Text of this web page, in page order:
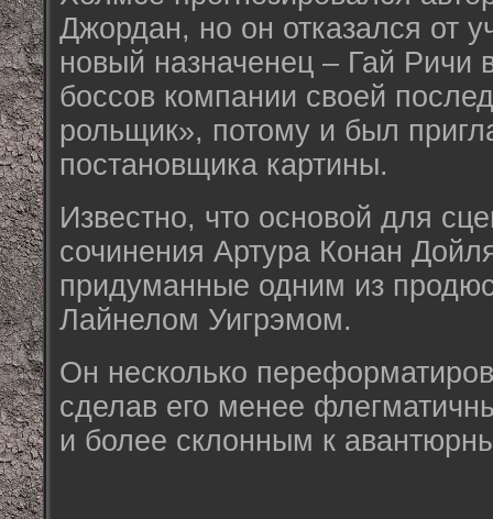
Джордан, но он отказался от
новый назначенец – Гай Ричи
боссов компании своей
рольщик», потому и был
постановщика картины.
Известно, что основой для
сочинения Артура Конан
придуманные одним из
Лайнелом Уигрэмом.
Он несколько
сделав его менее
и более склонным к